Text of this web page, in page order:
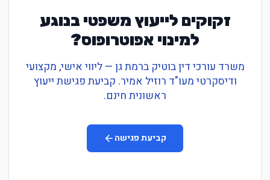
זקוקים לייעוץ משפטי בנוגע
למינוי אפוטרופוס?
משרד עורכי דין בוטיק ברמת גן — ליווי אישי, מקצועי
ודיסקרטי מעו"ד רוזיל אמיר. קביעת פגישת ייעוץ
ראשונית חינם.
קביעת פגישה